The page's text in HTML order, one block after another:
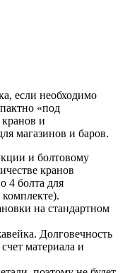
если необходимо
«под
и
магазинов и баров.
и болтовому
кранов
4 болта для
на стандартном
Долговечность
материала и